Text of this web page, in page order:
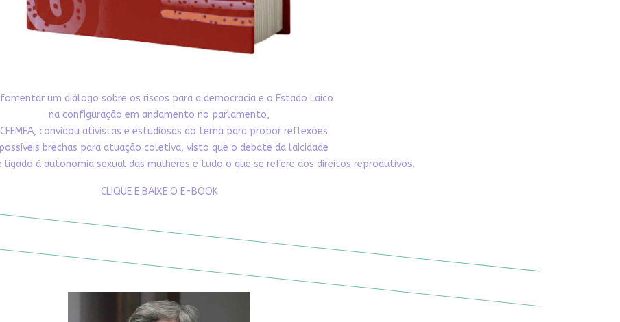
um diálogo sobre os riscos para a democracia e o Estado Laico
na configuração em andamento no parlamento,
convidou ativistas e estudiosas do tema para propor reflexões
brechas para atuação coletiva, visto que o debate da laicidade
à autonomia sexual das mulheres e tudo o que se refere aos direitos reprodutivos.
CLIQUE E BAIXE O E-BOOK